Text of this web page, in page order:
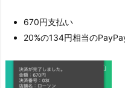
670円支払い
20%の134円相当の